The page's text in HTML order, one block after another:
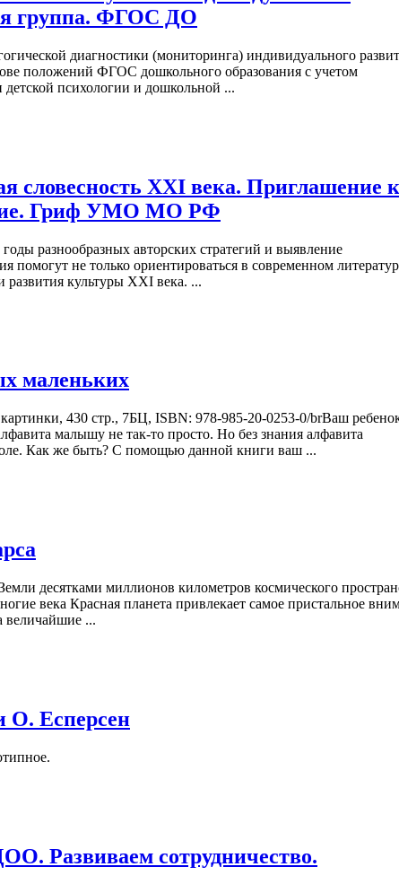
группа. ФГОС ДО
диагностики (мониторинга) индивидуального
положений ФГОС дошкольного образования с учетом
психологии и дошкольной ...
словесность XXI века. Приглашение к
Гриф УМО МО РФ
разнообразных авторских стратегий и выявление
помогут не только ориентироваться в современном
развития культуры XXI века. ...
маленьких
430 стр., 7БЦ, ISBN: 978-985-20-0253-0/brВаш
малышу не так-то просто. Но без знания алфавита
Как же быть? С помощью данной книги ваш ...
десятками миллионов километров космического
века Красная планета привлекает самое пристальное
величайшие ...
О. Есперсен
Развиваем сотрудничество.